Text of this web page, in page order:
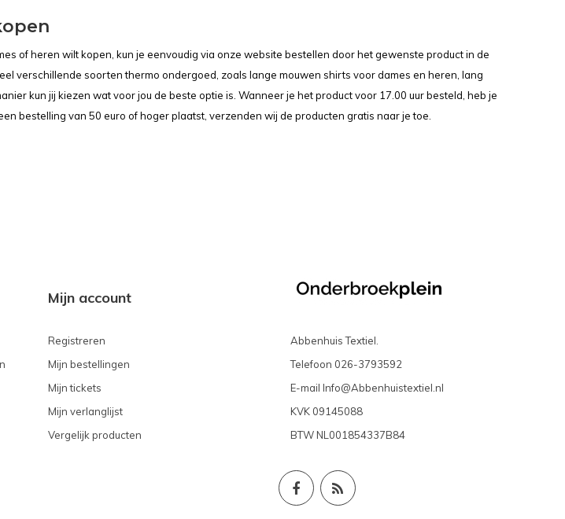
of heren wilt kopen, kun je eenvoudig via onze website bestellen door het gewenste product in de
verschillende soorten thermo ondergoed, zoals lange mouwen shirts voor dames en heren, lang
kun jij kiezen wat voor jou de beste optie is. Wanneer je het product voor 17.00 uur besteld, heb je
bestelling van 50 euro of hoger plaatst, verzenden wij de producten gratis naar je toe.
Mijn account
Registreren
Mijn bestellingen
Mijn tickets
Mijn verlanglijst
Vergelijk producten
Abbenhuis Textiel.
Telefoon 026-3793592
E-mail Info@Abbenhuistextiel.nl
KVK 09145088
BTW NL001854337B84